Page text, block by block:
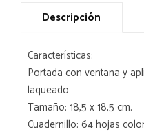
Descripción
Características:
Portada con ventana y
laqueado
Tamaño: 18,5 x 18,5 cm.
Cuadernillo: 64 hojas